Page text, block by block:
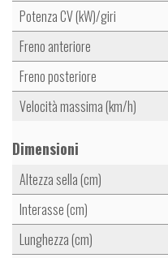
Potenza CV (kW)/giri
Freno anteriore
Freno posteriore
Velocità massima (km/h)
Dimensioni
Altezza sella (cm)
Interasse (cm)
Lunghezza (cm)